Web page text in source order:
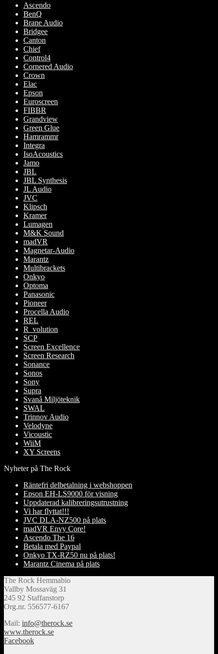
Ascendo
BenQ
Brane Audio
Bridgee
Canton
Chief
Control4
Cornered Audio
Crown
Elac
Epson
Euroscreen
FIBBR
Grandview
Green Glue
Hamrammr
Integra
IsoAcoustics
Jamo
JBL
JBL Synthesis
JL Audio
JVC
Klipsch
Kramer
Lumagen
M&K Sound
madVR
Magnetar-Audio
Marantz
Multibrackets
Onkyo
Optoma
Panasonic
Pioneer
Procella Audio
REL
R_volution
SCP
Screen Excellence
Screen Research
Sonance
Sonos
Sony
Supra
Svanå Miljöteknik
SWAL
Trinnov Audio
Velodyne
Vicoustic
WiiM
XY Screens
Nyheter på The Rock
Räntefri delbetalning i webshoppen
Epson EH-LS9000 för visning
Uppdaterad kalibreringsutrustning
Vi har flyttat!!!
JVC DLA-NZ500 på plats
madVR Envy Core!
Ascendo The 16
Betala med Paypal
Onkyo TX-RZ50 nu på plats!
Marantz Cinema på plats
The Rock Hemmabio
Vallby Mossaväg 31
245 92 Staffanstorp
Org.nr. 556577-6167
Mail: info@therock.se
www.therock.se
Facebook